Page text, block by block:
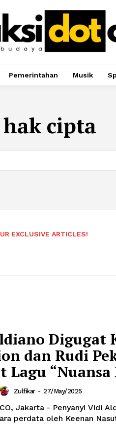
Pemerintahan Musik
hak cipta
EXCLUSIVE ARTICLES!
Digugat
dan Rudi
Lagu “Nuansa
Zulfikar - 27/May/2025
Jakarta - Penyanyi Vidi
perdata oleh Keenan